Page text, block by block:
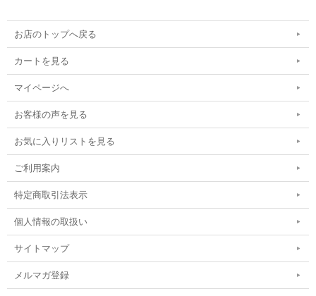
お店のトップへ戻る
カートを見る
マイページへ
お客様の声を見る
お気に入りリストを見る
ご利用案内
特定商取引法表示
個人情報の取扱い
サイトマップ
メルマガ登録